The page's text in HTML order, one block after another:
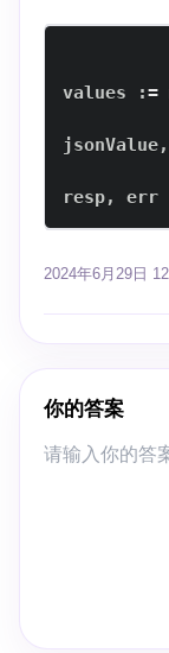
values :=
resp, err
2024年6月29日
你的答案